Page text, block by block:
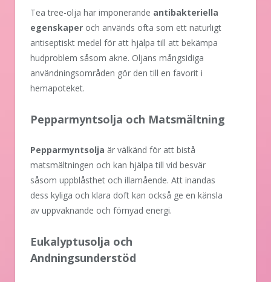
Tea tree-olja har imponerande antibakteriella
egenskaper och används ofta som ett naturligt
antiseptiskt medel för att hjälpa till att bekämpa
hudproblem såsom akne. Oljans mångsidiga
användningsområden gör den till en favorit i
hemapoteket.
Pepparmyntsolja och Matsmältning
Pepparmyntsolja är välkänd för att bistå
matsmältningen och kan hjälpa till vid besvär
såsom uppblåsthet och illamående. Att inandas
dess kyliga och klara doft kan också ge en känsla
av uppvaknande och förnyad energi.
Eukalyptusolja och
Andningsunderstöd